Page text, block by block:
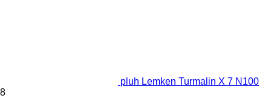
pluh Lemken Turmalin X 7 N100
8